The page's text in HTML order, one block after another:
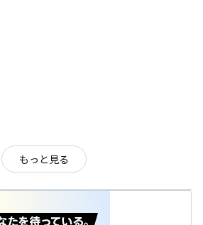
もっと見る